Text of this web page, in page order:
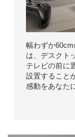
幅わずか
は、デスクト
テレビの前に
設置すること
感動をあなた